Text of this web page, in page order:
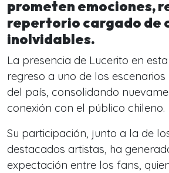
prometen emociones,
repertorio cargado de
inolvidables.
La presencia de Lucerito en
regreso a uno de los
del país, consolidando
conexión con el público chileno.
Su participación, junto a la de
destacados artistas, ha
expectación entre los fans,